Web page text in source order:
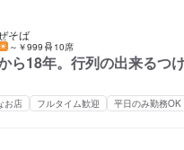
そば
～￥999 10席
ら18年。行列の出来るつ
お店 フルタイム歓迎 平日のみ勤務OK